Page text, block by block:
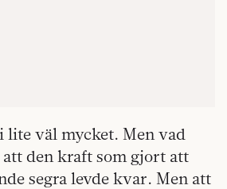
lite väl mycket. Men vad
att den kraft som gjort att
segra levde kvar. Men att